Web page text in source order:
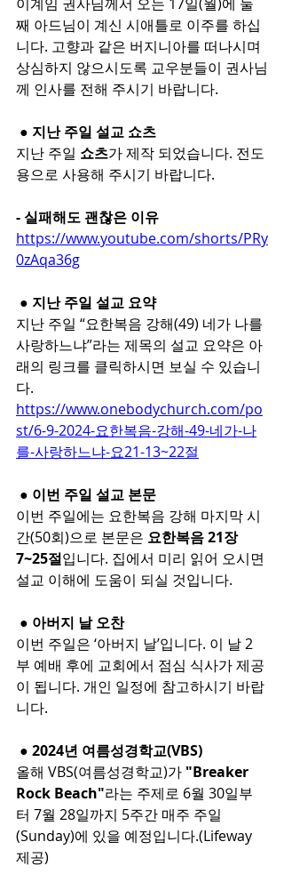
째 아드님이 계신 시애틀로 이주를 하십
니다. 고향과 같은 버지니아를 떠나시며
상심하지 않으시도록 교우분들이 권사님
께 인사를 전해 주시기 바랍니다.
● 지난 주일 설교 쇼츠
지난 주일 쇼츠가 제작 되었습니다. 전도
용으로 사용해 주시기 바랍니다.
- 실패해도 괜찮은 이유
https://www.youtube.com/shorts/PRy
0zAqa36g
● 지난 주일 설교 요약
지난 주일 “요한복음 강해(49) 네가 나를
사랑하느냐”라는 제목의 설교 요약은 아
래의 링크를 클릭하시면 보실 수 있습니
다.
https://www.onebodychurch.com/po
st/6-9-2024-요한복음-강해-49-네가-나
를-사랑하느냐-요21-13~22절
● 이번 주일 설교 본문
이번 주일에는 요한복음 강해 마지막 시
간(50회)으로 본문은 요한복음 21장
7~25절입니다. 집에서 미리 읽어 오시면
설교 이해에 도움이 되실 것입니다.
● 아버지 날 오찬
이번 주일은 ‘아버지 날’입니다. 이 날 2
부 예배 후에 교회에서 점심 식사가 제공
이 됩니다. 개인 일정에 참고하시기 바랍
니다.
● 2024년 여름성경학교(VBS)
올해 VBS(여름성경학교)가 "Breaker
Rock Beach"라는 주제로 6월 30일부
터 7월 28일까지 5주간 매주 주일
(Sunday)에 있을 예정입니다.(Lifeway
제공)